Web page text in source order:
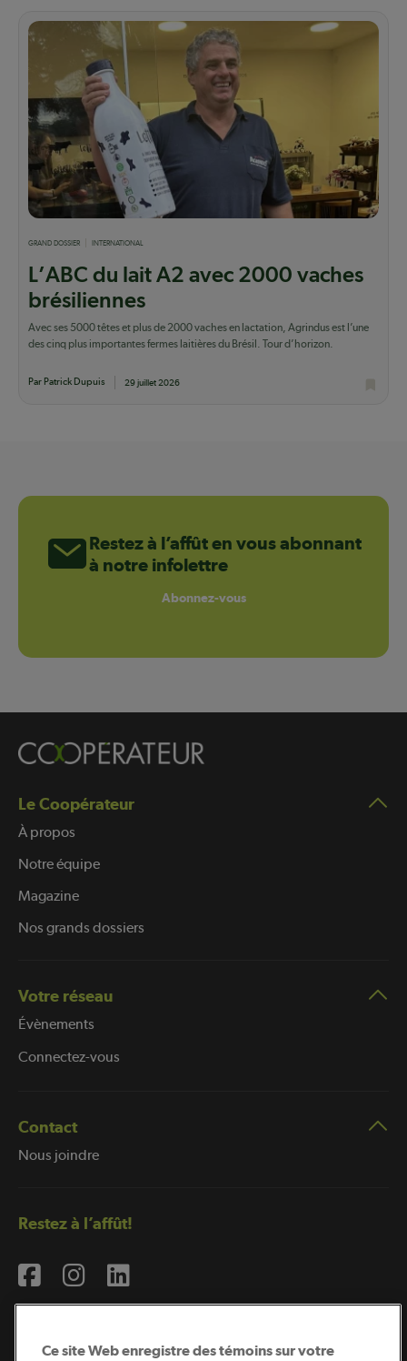
GRAND DOSSIER INTERNATIONAL
L’ABC du lait A2 avec 2000 vaches
brésiliennes
Avec ses 5000 têtes et plus de 2000 vaches en lactation, Agrindus est l’une
des cinq plus importantes fermes laitières du Brésil. Tour d’horizon.
Par Patrick Dupuis 29 juillet 2026
Restez à l’affût en vous abonnant
à notre infolettre
Abonnez-vous
Le Coopérateur
À propos
Notre équipe
Magazine
Nos grands dossiers
Votre réseau
Évènements
Connectez-vous
Contact
Nous joindre
Restez à l’affût!
Ce site Web enregistre des témoins sur votre